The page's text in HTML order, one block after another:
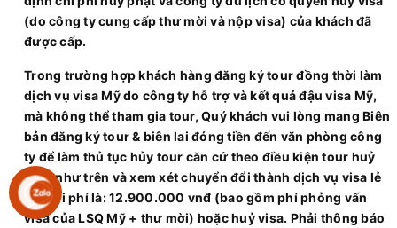
(do công ty cung cấp thư mời và nộp visa) của khách đã
được cấp.
Trong trường hợp khách hàng đăng ký tour đồng thời làm
dịch vụ visa Mỹ do công ty hỗ trợ và kết quả đậu visa Mỹ,
mà không thể tham gia tour, Quý khách vui lòng mang Biên
bản đăng ký tour & biên lai đóng tiền đến văn phòng công
ty để làm thủ tục hủy tour căn cứ theo điều kiện tour huỷ
phạt như trên và xem xét chuyển đổi thành dịch vụ visa lẻ
với chi phí là: 12.900.000 vnđ (bao gồm phí phỏng vấn
visa của LSQ Mỹ + thư mời) hoặc huỷ visa. Phải thông báo